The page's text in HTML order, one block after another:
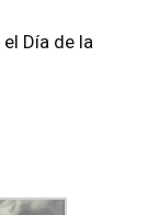
Día de la